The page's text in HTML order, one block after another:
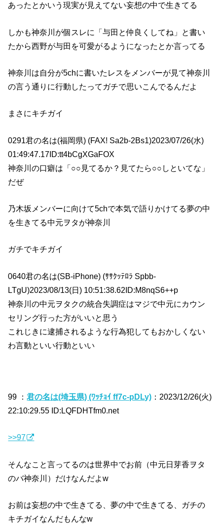
あったとかいう現実が見えてない妄想の中で生きてる
しかも神奈川が個スレに「与田と仲良くしてね」と書い
たから西野が与田を可愛がるようになったとか言ってる
神奈川は自分が5chに書いたレスをメンバーが見て神奈川
の言う通りに行動したってガチで思いこんでるんだよ
まさにキチガイ
0291君の名は(福岡県) (FAX! Sa2b-2Bs1)2023/07/26(水)
01:49:47.17ID:tt4bCgXGaFOX
神奈川の口癖は「○○見てるか？見てたら○○しといてな」
だぜ
乃木坂メンバーに向けて5chで本気で語りかけてる夢の中
を生きてる中元ヲタが神奈川
ガチでキチガイ
0640君の名は(SB-iPhone) (ｻｻｸｯﾃﾛﾗ Spbb-
LTgU)2023/08/13(日) 10:51:38.62ID:M8nqS6++p
神奈川の中元ヲタクの統合失調症はマジで中元にカウン
セリング行った方がいいと思う
これじきに逮捕されるような行為犯してもおかしくない
わ言動といい行動といい
99 ：君の名は(埼玉県) (ﾜｯﾁｮｲ ff7c-pDLy) ：2023/12/26(火)
22:10:29.55 ID:LQFDHTfm0.net
>>97
そんなこと言ってるのは世界中でお前（中元日芽香ヲタ
のバ神奈川）だけなんだよw
お前は妄想の中で生きてる、夢の中で生きてる、ガチの
キチガイなんだもんなw